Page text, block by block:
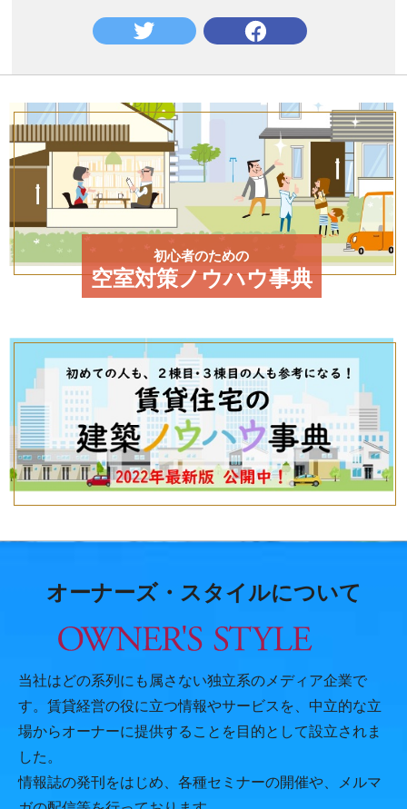
初心者のための
空室対策ノウハウ事典
オーナーズ・スタイルについて
当社はどの系列にも属さない独立系のメディア企業で
す。賃貸経営の役に立つ情報やサービスを、中立的な立
場からオーナーに提供することを目的として設立されま
した。
情報誌の発刊をはじめ、各種セミナーの開催や、メルマ